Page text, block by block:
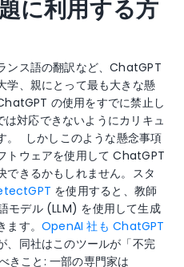
に利用する方
ンス語の翻訳など、ChatGPT
学、親にとって最も大きな懸
の使用をすでに禁止し
対応できないようにカリキュ
しかしこのような懸念事項
トウェアを使用して ChatGPT
できるかもしれません。スタ
を使用すると、教師
モデル (LLM) を使用して生成
す。 OpenAI 社も ChatGPT
、同社はこのツールが「不完
きこと: 一部の専門家は